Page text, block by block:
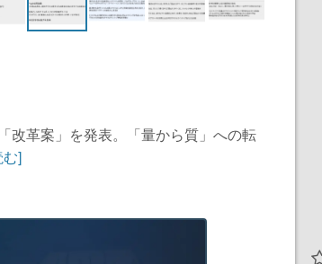
改革案」を発表。「量から質」への転
]